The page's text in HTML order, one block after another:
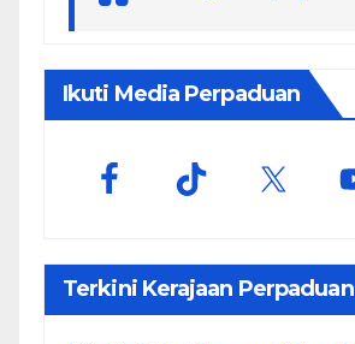
Ikuti Media Perpaduan
Terkini Kerajaan Perpaduan